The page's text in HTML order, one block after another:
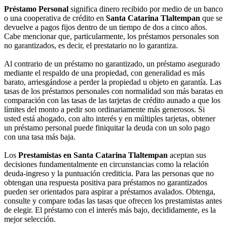
Préstamo Personal significa dinero recibido por medio de un banco
o una cooperativa de crédito en Santa Catarina Tlaltempan que se
devuelve a pagos fijos dentro de un tiempo de dos a cinco años.
Cabe mencionar que, particularmente, los préstamos personales son
no garantizados, es decir, el prestatario no lo garantiza.
Al contrario de un préstamo no garantizado, un préstamo asegurado
mediante el respaldo de una propiedad, con generalidad es más
barato, arriesgándose a perder la propiedad u objeto en garantía. Las
tasas de los préstamos personales con normalidad son más baratas en
comparación con las tasas de las tarjetas de crédito aunado a que los
límites del monto a pedir son ordinariamente más generosos. Si
usted está ahogado, con alto interés y en múltiples tarjetas, obtener
un préstamo personal puede finiquitar la deuda con un solo pago
con una tasa más baja.
Los Prestamistas en Santa Catarina Tlaltempan aceptan sus
decisiones fundamentalmente en circunstancias como la relación
deuda-ingreso y la puntuación crediticia. Para las personas que no
obtengan una respuesta positiva para préstamos no garantizados
pueden ser orientados para aspirar a préstamos avalados. Obtenga,
consulte y compare todas las tasas que ofrecen los prestamistas antes
de elegir. El préstamo con el interés más bajo, decididamente, es la
mejor selección.